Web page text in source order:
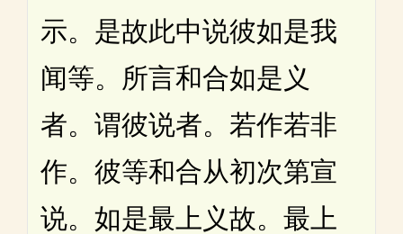
示。是故此中说彼如是我
闻等。所言和合如是义
者。谓彼说者。若作若非
作。彼等和合从初次第宣
说。如是最上义故。最上